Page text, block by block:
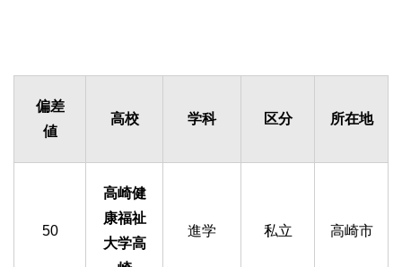
偏差
値
高校 学科 区分 所在地
50
高崎健
康福祉
大学高
進学 私立 高崎市